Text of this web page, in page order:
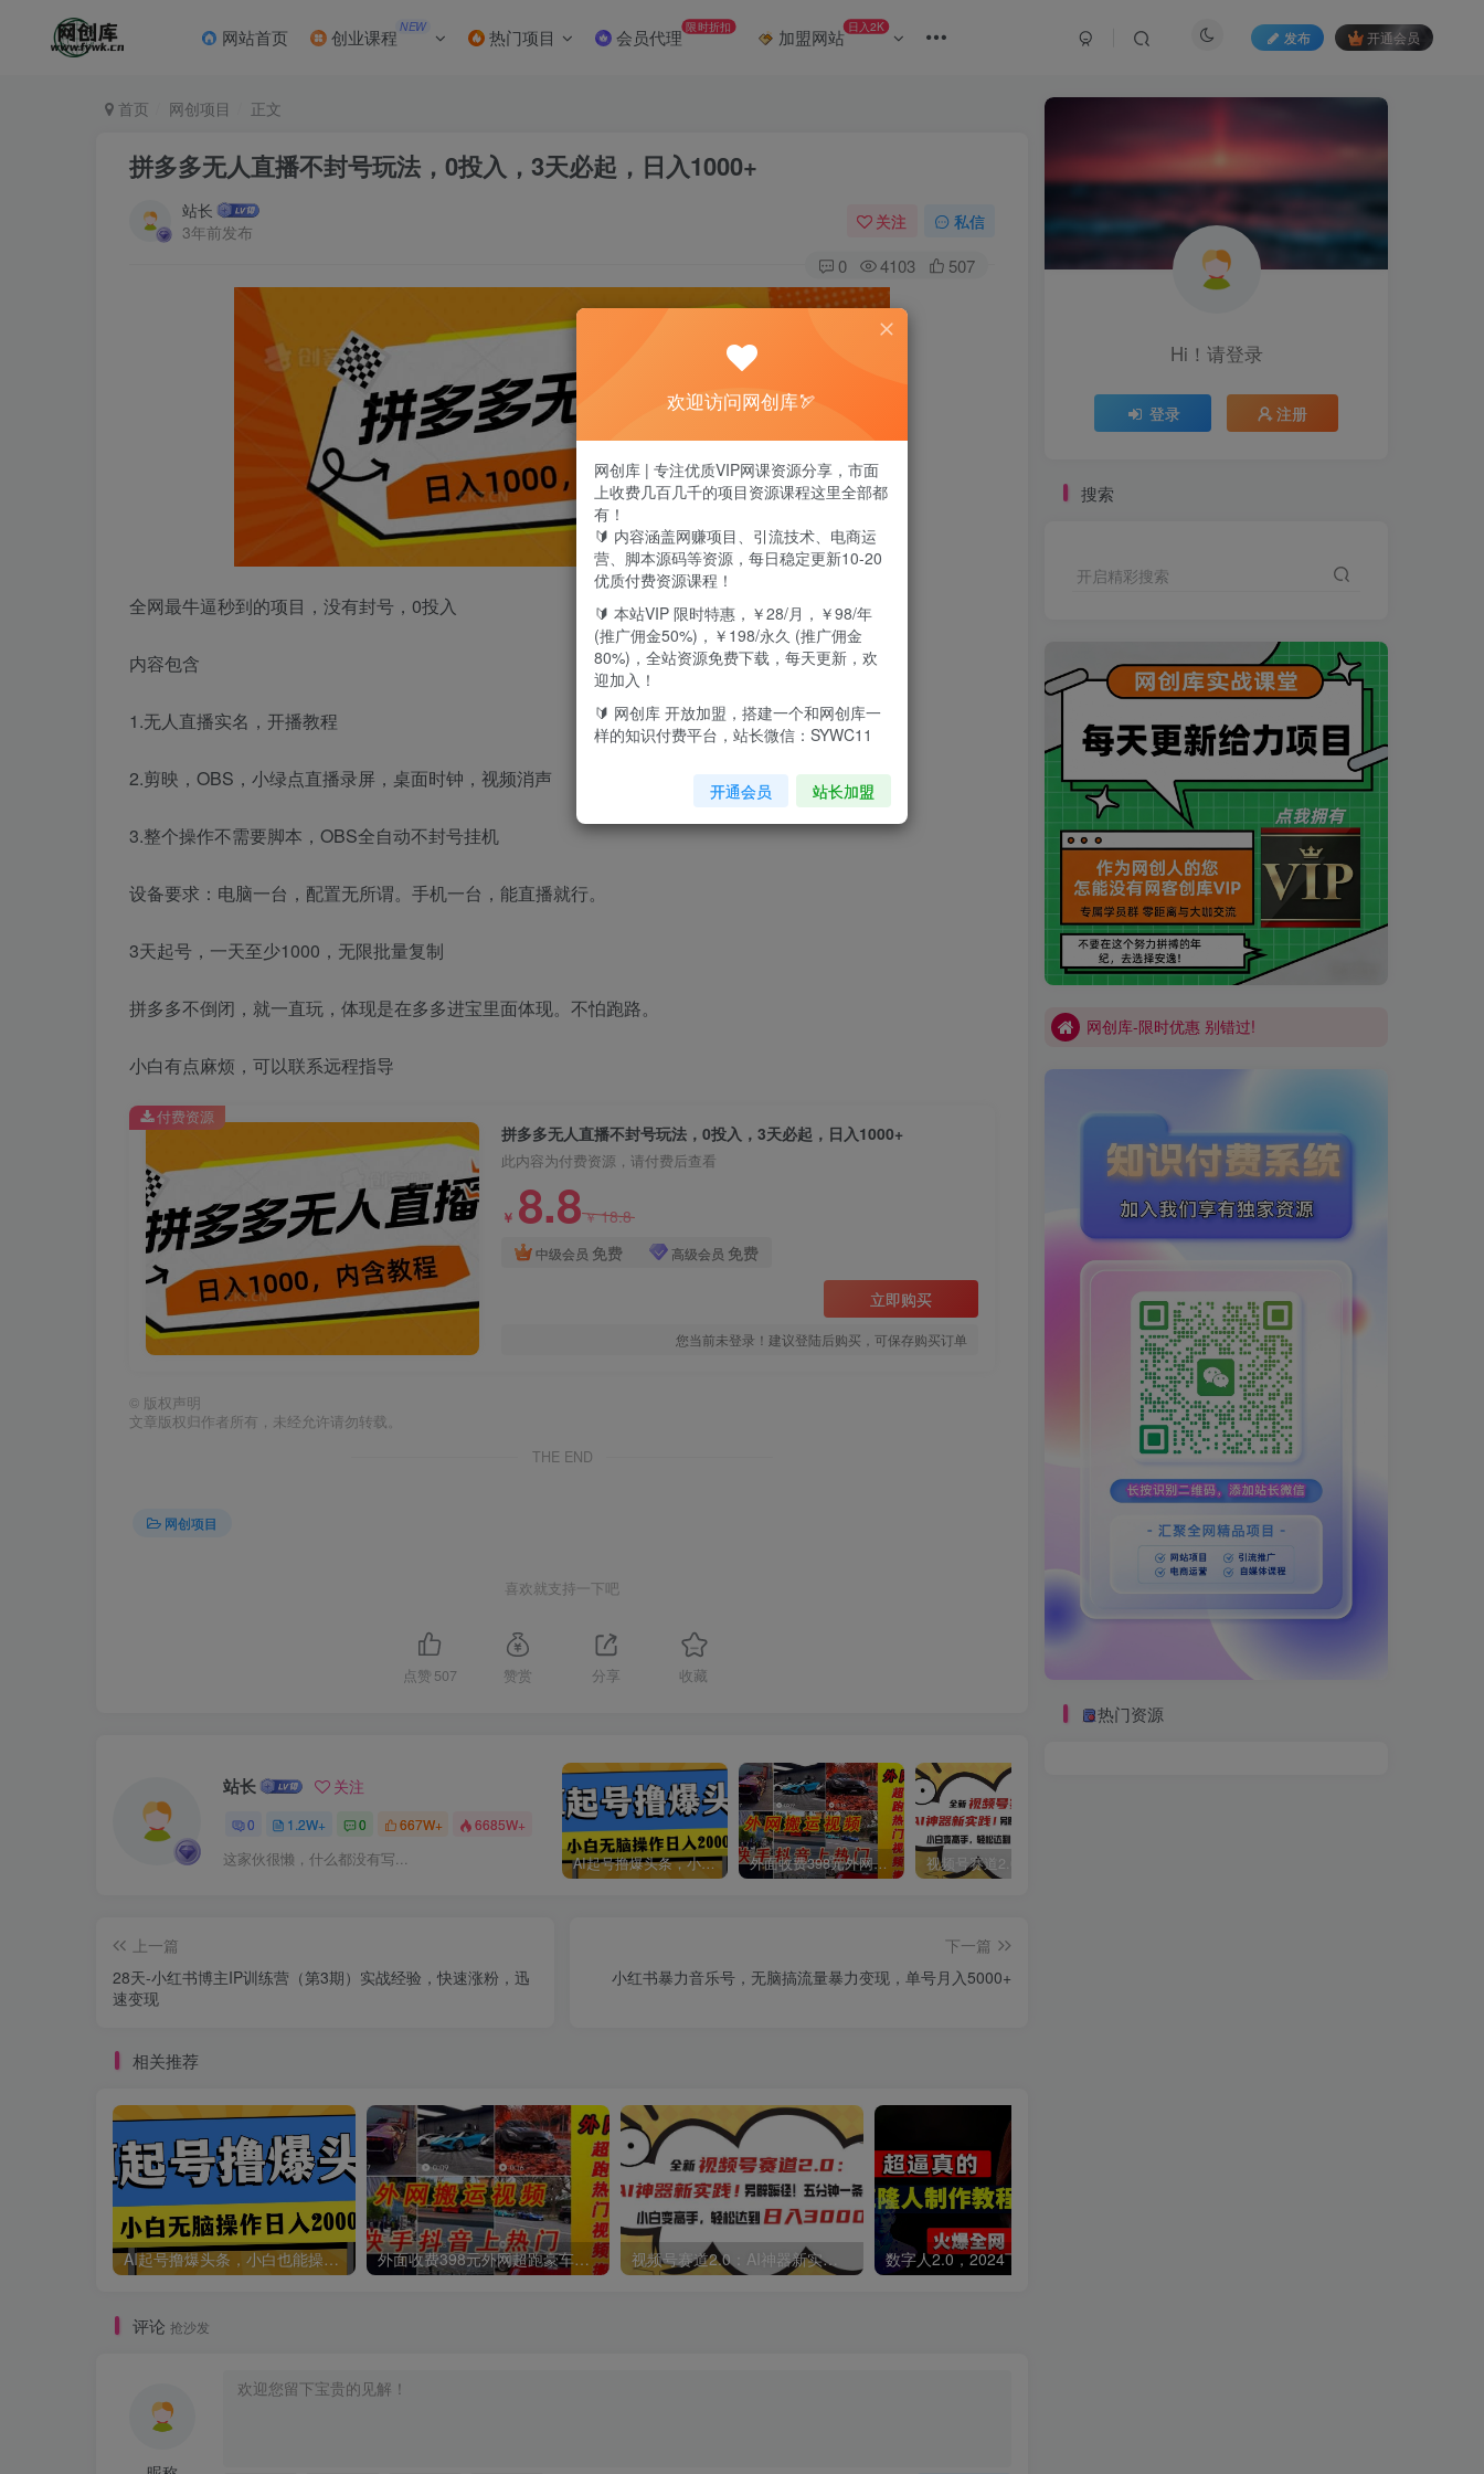
网站首页 创业课程 NEW 热门项目 会员代理 限时折扣 加盟网站 日入2K
发布 开通会员
首页 网创项目 正文
拼多多无人直播不封号玩法，0投入，3天必起，日入1000+
站长
3年前发布
关注 私信
0 4103 507
全网最牛逼秒到的项目，没有封号，0投入
内容包含
1.无人直播实名，开播教程
2.剪映，OBS，小绿点直播录屏，桌面时钟，视频消声
3.整个操作不需要脚本，OBS全自动不封号挂机
设备要求：电脑一台，配置无所谓。手机一台，能直播就行。
3天起号，一天至少1000，无限批量复制
拼多多不倒闭，就一直玩，体现是在多多进宝里面体现。不怕跑路。
小白有点麻烦，可以联系远程指导
拼多多无人直播不封号玩法，0投入，3天必起，日入1000+
此内容为付费资源，请付费后查看
￥ 8.8￥18.8
中级会员 免费 高级会员 免费
立即购买
您当前未登录！建议登陆后购买，可保存购买订单
付费资源
© 版权声明
文章版权归作者所有，未经允许请勿转载。
THE END
网创项目
喜欢就支持一下吧
点赞 507 赞赏 分享 收藏
站长 关注
0 1.2W+ 0 667W+ 6685W+
这家伙很懒，什么都没有写... AI起号撸爆头条，小白也能操作，日入2000+ 外面收费398元外网超跑豪车汽车视频搬运至快手抖音上热门项目
上一篇
28天-小红书博主IP训练营（第3期）实战经验，快速涨粉，迅
速变现
下一篇
小红书暴力音乐号，无脑搞流量暴力变现，单号月入5000+
相关推荐
AI起号撸爆头条，小白也能操作，日入2000+ 外面收费398元外网超跑豪车汽车视频搬运至快手抖音上热门项目 视频号赛道2.0：AI神器新实践！另辟蹊径！五分钟一条作品，小白变高手…
评论 抢沙发
Hi！请登录
登录 注册
搜索
开启精彩搜索
买VIP会员或加盟商-全年最低价-立即抢额
网创库-限时优惠 别错过!
买VIP会员或加盟商-全年最低价-立即抢额
网创库-限时优惠 别错过!
热门资源
欢迎访问网创库🏹
网创库 | 专注优质VIP网课资源分享，市面
上收费几百几千的项目资源课程这里全部都
有！
🔰 内容涵盖网赚项目、引流技术、电商运
营、脚本源码等资源，每日稳定更新10-20
优质付费资源课程！
🔰 本站VIP 限时特惠，￥28/月，￥98/年
(推广佣金50%)，￥198/永久 (推广佣金
80%)，全站资源免费下载，每天更新，欢
迎加入！
🔰 网创库 开放加盟，搭建一个和网创库一
样的知识付费平台，站长微信：SYWC11
开通会员 站长加盟